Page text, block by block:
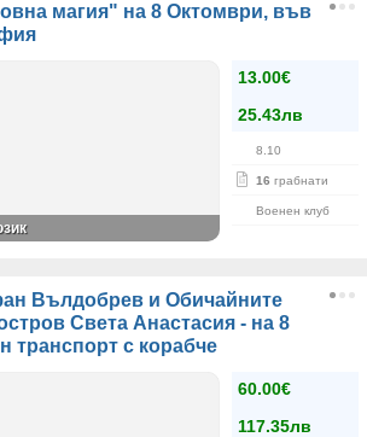
магия" на 8 Октомври, във
13.00€
25.43лв
8.10
16 грабнати
Военен клуб
Вълдобрев и Обичайните
Света Анастасия - на 8
транспорт с корабче
60.00€
117.35лв